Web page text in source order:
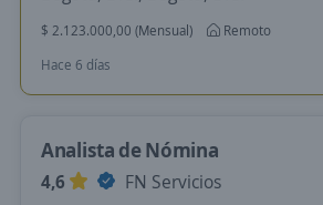
$ 2.123.000,00 (Mensual)
Remoto
Hace 6 días
Analista de Nómina
4,6
FN Servicios